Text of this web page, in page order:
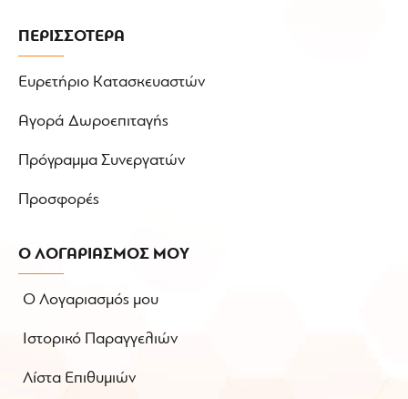
ΠΕΡΙΣΣΟΤΕΡΑ
Ευρετήριο Κατασκευαστών
Αγορά Δωροεπιταγής
Πρόγραμμα Συνεργατών
Προσφορές
Ο ΛΟΓΑΡΙΑΣΜΟΣ ΜΟΥ
Ο Λογαριασμός μου
Ιστορικό Παραγγελιών
Λίστα Επιθυμιών